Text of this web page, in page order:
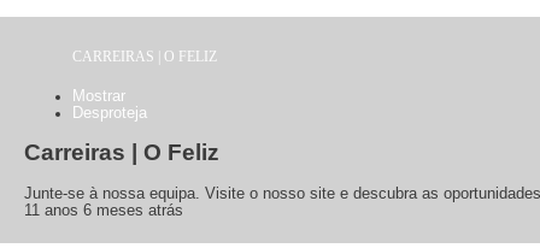
CARREIRAS | O FELIZ
Separadores primários
Mostrar
Desproteja
Carreiras | O Feliz
Junte-se à nossa equipa. Visite o nosso site e descubra as
11 anos 6 meses atrás